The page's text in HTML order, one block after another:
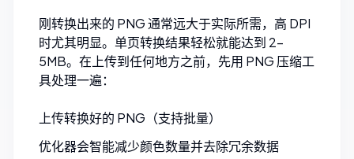
刚转换出来的 PNG 通常远大于实际所需，高 DPI
时尤其明显。单页转换结果轻松就能达到 2–
5MB。在上传到任何地方之前，先用 PNG 压缩工
具处理一遍：
上传转换好的 PNG（支持批量）
优化器会智能减少颜色数量并去除冗余数据